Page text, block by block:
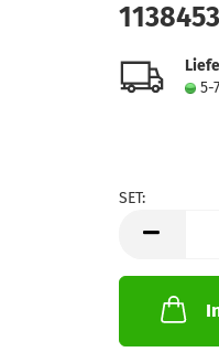
5-
SET: